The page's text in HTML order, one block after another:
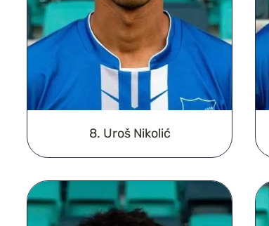
8. Uroš Nikolić